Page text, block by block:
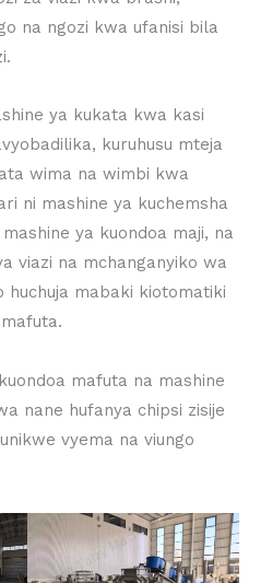
na ngozi kwa ufanisi bila
ya kukata kwa kasi
kuruhusu mteja
wima na wimbi kwa
ni mashine ya kuchemsha
ya kuondoa maji, na
viazi na mchanganyiko wa
huchuja mabaki kiotomatiki
mafuta na mashine
nane hufanya chipsi zisije
vyema na viungo